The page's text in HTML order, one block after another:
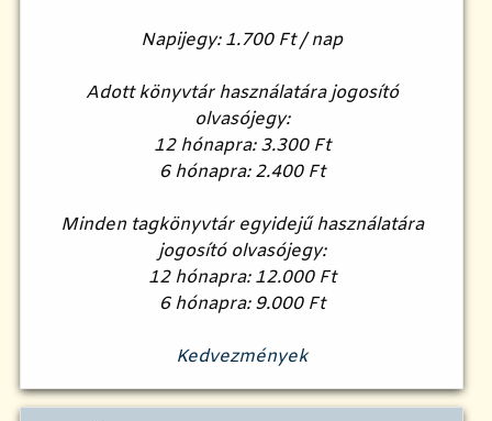
Napijegy: 1.700 Ft / nap
Adott könyvtár használatára jogosító
olvasójegy:
12 hónapra: 3.300 Ft
6 hónapra: 2.400 Ft
Minden tagkönyvtár egyidejű használatára
jogosító olvasójegy:
12 hónapra: 12.000 Ft
6 hónapra: 9.000 Ft
Kedvezmények